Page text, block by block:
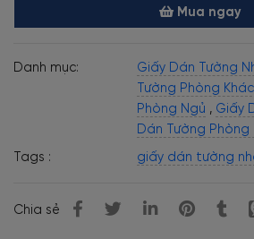
Mua ngay
Danh mục: Giấy Dán Tường
Tường Phòng
Phòng Ngủ , Giấy
Dán Tường Phòng
Tags :
giấy dán tường
Chia sẻ